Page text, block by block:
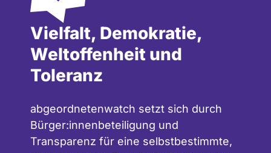
Vielfalt, Demokratie,
Weltoffenheit und
Toleranz
abgeordnetenwatch setzt sich durch
Bürger:innenbeteiligung und
Transparenz für eine selbstbestimmte,